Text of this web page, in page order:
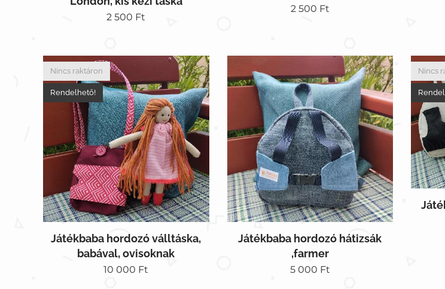
2 500 Ft
2 500 Ft
Játékbaba hordozó válltáska,
babával, ovisoknak
Nincs raktáron
Rendelhető!
10 000 Ft
Játékbaba hordozó hátizsák
,farmer
5 000 Ft
Nincs